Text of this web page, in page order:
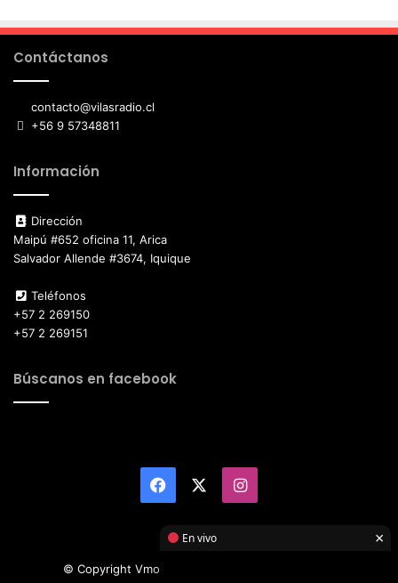
Contáctanos
contacto@vilasradio.cl
+56 9 57348811
Información
Dirección
Maipú #652 oficina 11, Arica
Salvador Allende #3674, Iquique
Teléfonos
+57 2 269150
+57 2 269151
Búscanos en facebook
Facebook Instagram
© Copyright Vmotor TI 2026, All Rights Reserved
En vivo ×